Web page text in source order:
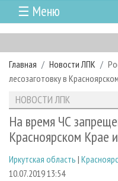
☰ Меню
ГЛАВНАЯ
РУБРИКИ И ТЕМЫ
РУБРИКИ ЖУРНАЛА
ЛЕСОЗАГОТОВКА
ЛЕСОПИЛЕНИЕ
СУШКА ДРЕВЕСИНЫ
НОВОСТИ
НОВОСТИ ЛПК
НОВОСТИ ЖУРНАЛА
ПРОЕКТЫ ЛПИ
АНАЛИТИКА
ПРЕДПРИЯТИЯ ЛПК
ПЕРСОНЫ
АРХИВ ЖУРНАЛОВ
СТАТЬИ
О ЖУРНАЛЕ
ПОДПИСКА
КОНТАКТЫ
РЕКЛАМОДАТЕЛЯМ
РЕКЛАМА
Главная Новости ЛПК
лесозаготовку в
НОВОСТИ ЛПК
На время ЧС
Красноярском Крае
Иркутская область |
10.07.2019 13:54